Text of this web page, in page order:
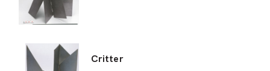
Critter